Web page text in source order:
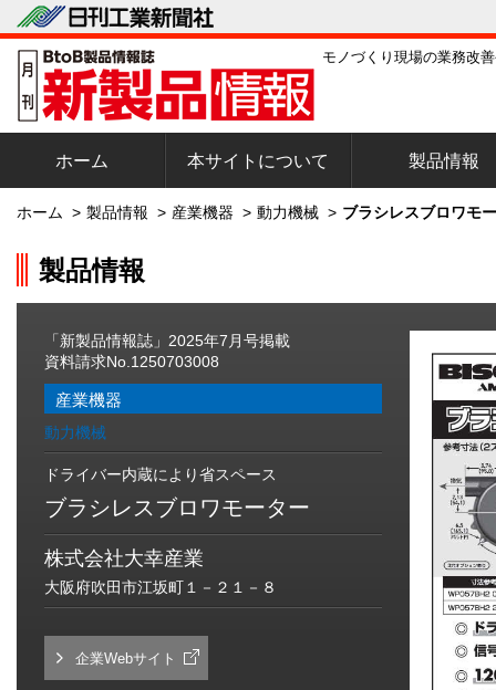
モノづくり現場の業務改
ホーム 本サイトについて 製品情報
ホーム > 製品情報 > 産業機器 > 動力機械 > ブラシレスブロワモ
製品情報
「新製品情報誌」2025年7月号掲載
資料請求No.1250703008
産業機器
動力機械
ドライバー内蔵により省スペース
ブラシレスブロワモーター
株式会社大幸産業
大阪府吹田市江坂町１－２１－８
企業Webサイト